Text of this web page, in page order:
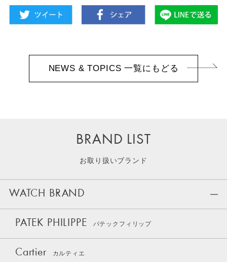
NEWS & TOPICS 一覧にもどる
BRAND LIST
お取り扱いブランド
WATCH BRAND
PATEK PHILIPPE パテックフィリップ
Cartier カルティエ